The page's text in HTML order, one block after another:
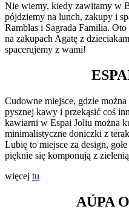
Nie wiemy, kiedy zawitamy w
pójdziemy na lunch, zakupy i
Ramblas i Sagrada Familia.
na zakupach Agatę z
spacerujemy z wami!
Cudowne miejsce, gdzie
pysznej kawy i przekąsić coś
kawiarni w Espai Joliu można
minimalistyczne doniczki z
Lubię to miejsce za design,
pięknie się komponują z
więcej tu
AÚPA